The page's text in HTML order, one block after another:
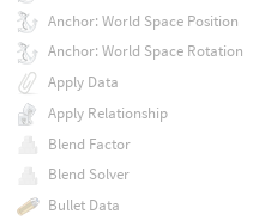
Anchor: World Space Position
Anchor: World Space Rotation
Apply Data
Apply Relationship
Blend Factor
Blend Solver
Bullet Data